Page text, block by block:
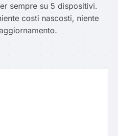
sempre su 5 dispositivi.
costi nascosti, niente